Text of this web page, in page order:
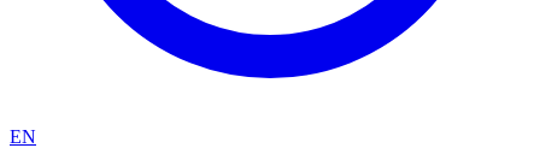
EN